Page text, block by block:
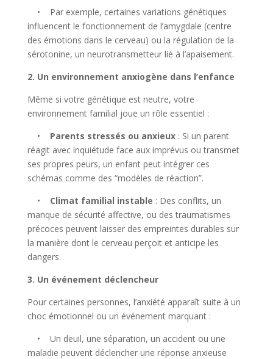
• Par exemple, certaines variations génétiques
influencent le fonctionnement de l’amygdale (centre
des émotions dans le cerveau) ou la régulation de la
sérotonine, un neurotransmetteur lié à l’apaisement.
2. Un environnement anxiogène dans l’enfance
Même si votre génétique est neutre, votre
environnement familial joue un rôle essentiel :
• Parents stressés ou anxieux: Si un parent
réagit avec inquiétude face aux imprévus ou transmet
ses propres peurs, un enfant peut intégrer ces
schémas comme des “modèles de réaction”.
• Climat familial instable : Des conflits, un
manque de sécurité affective, ou des traumatismes
précoces peuvent laisser des empreintes durables sur
la manière dont le cerveau perçoit et anticipe les
dangers.
3. Un événement déclencheur
Pour certaines personnes, l’anxiété apparaît suite à un
choc émotionnel ou un événement marquant :
• Un deuil, une séparation, un accident ou une
maladie peuvent déclencher une réponse anxieuse